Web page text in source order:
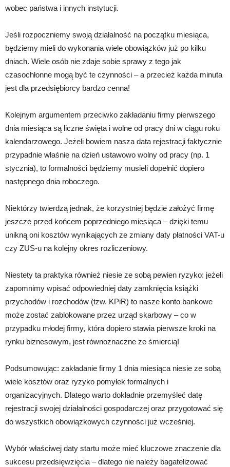
wobec państwa i innych instytucji.
Jeśli rozpoczniemy swoją działalność na początku miesiąca,
będziemy mieli do wykonania wiele obowiązków już po kilku
dniach. Wiele osób nie zdaje sobie sprawy z tego jak
czasochłonne mogą być te czynności – a przecież każda minuta
jest dla przedsiębiorcy bardzo cenna!
Kolejnym argumentem przeciwko zakładaniu firmy pierwszego
dnia miesiąca są liczne święta i wolne od pracy dni w ciągu roku
kalendarzowego. Jeżeli bowiem nasza data rejestracji faktycznie
przypadnie właśnie na dzień ustawowo wolny od pracy (np. 1
stycznia), to formalności będziemy musieli dopełnić dopiero
następnego dnia roboczego.
Niektórzy twierdzą jednak, że korzystniej będzie założyć firmę
jeszcze przed końcem poprzedniego miesiąca – dzięki temu
unikną oni kosztów wynikających ze zmiany daty płatności VAT-u
czy ZUS-u na kolejny okres rozliczeniowy.
Niestety ta praktyka również niesie ze sobą pewien ryzyko: jeżeli
zapomnimy wpisać odpowiedniej daty zamknięcia książki
przychodów i rozchodów (tzw. KPiR) to nasze konto bankowe
może zostać zablokowane przez urząd skarbowy – co w
przypadku młodej firmy, która dopiero stawia pierwsze kroki na
rynku biznesowym, jest równoznaczne ze śmiercią!
Podsumowując: zakładanie firmy 1 dnia miesiąca niesie ze sobą
wiele kosztów oraz ryzyko pomyłek formalnych i
organizacyjnych. Dlatego warto dokładnie przemyśleć datę
rejestracji swojej działalności gospodarczej oraz przygotować się
do wszystkich obowiązkowych czynności już wcześniej.
Wybór właściwej daty startu może mieć kluczowe znaczenie dla
sukcesu przedsięwzięcia – dlatego nie należy bagatelizować